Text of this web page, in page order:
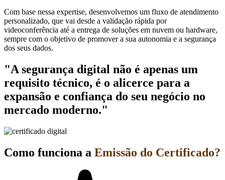
Com base nessa expertise, desenvolvemos um fluxo de atendimento
personalizado, que vai desde a validação rápida por
videoconferência até a entrega de soluções em nuvem ou hardware,
sempre com o objetivo de promover a sua autonomia e a segurança
dos seus dados.
"A segurança digital não é apenas um
requisito técnico, é o alicerce para a
expansão e confiança do seu negócio no
mercado moderno."
Como funciona a Emissão do Certificado?